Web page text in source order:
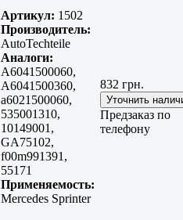
Артикул: 1502
Производитель:
AutoTechteile
Аналоги:
A6041500060,
A6041500360,
a6021500060,
535001310,
10149001,
GA75102,
f00m991391,
55171
Применяемость:
Mercedes Sprinter
832 грн.
Предзаказ по
телефону